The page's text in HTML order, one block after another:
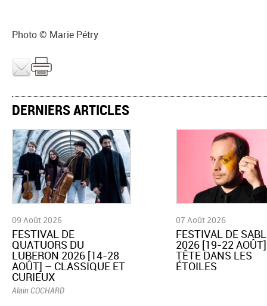
Photo © Marie Pétry
DERNIERS ARTICLES
09 Août 2026
​FESTIVAL DE
QUATUORS DU
LUBERON 2026 [14-28
AOÛT] – CLASSIQUE ET
CURIEUX
Alain COCHARD
07 Août 2026
​FESTIVAL DE
2026 [19-22
TÊTE DANS LES
ÉTOILES